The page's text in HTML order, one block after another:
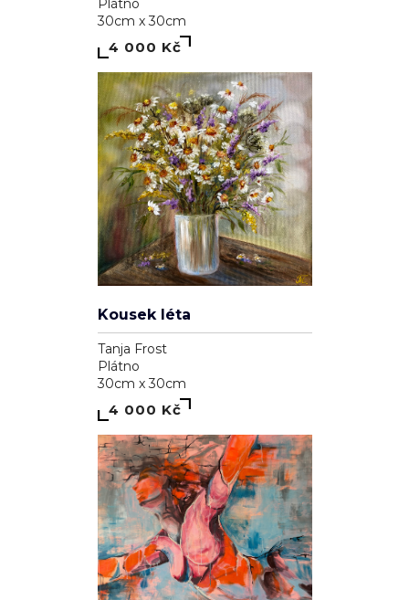
30cm x 30cm
4 000 Kč
Kousek léta
Tanja Frost
Plátno
30cm x 30cm
4 000 Kč